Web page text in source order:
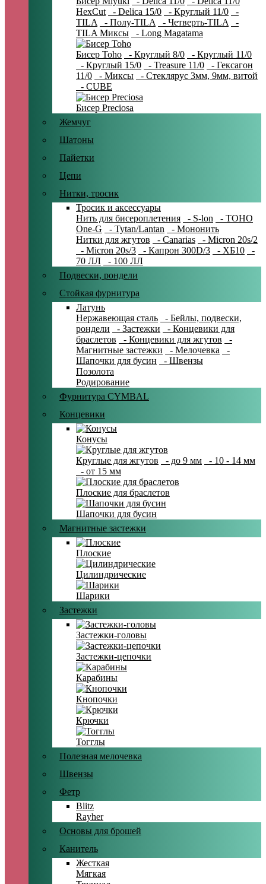
HexCut
- Delica 15/0 - Круглый 11/0
-
TILA
- Полу-TILA - Четверть-TILA
-
TILA Миксы
- Long Magatama
Бисер Toho - Круглый 8/0
- Круглый 11/0
- Круглый 15/0
- Treasure 11/0
- Гексагон
11/0
- Миксы
- Стеклярус 3мм, 9мм, витой
- CUBE
Бисер Preciosa
Жемчуг
Шатоны
Пайетки
Цепи
Нитки, тросик
Тросик и аксессуары
Нить для бисероплетения
- S-lon
- TOHO
One-G
- Tytan/Lantan
- Мононить
Нитки для жгутов
- Canarias
- Micron 20s/2
- Micron 20s/3
- Капрон 300D/3 - ХБ10
-
70 ЛЛ
- 100 ЛЛ
Подвески, рондели
Стойкая фурнитура
Латунь
Нержавеющая сталь
- Бейлы, подвески,
рондели
- Застежки
- Концевики для
браслетов
- Концевики для жгутов
-
Магнитные застежки
- Мелочевка
-
Шапочки для бусин
- Швензы
Позолота
Родирование
Фурнитура CYMBAL
Концевики
Конусы
Круглые для жгутов - до 9 мм
- 10 - 14 мм
- от 15 мм
Плоские для браслетов
Шапочки для бусин
Магнитные застежки
Плоские
Цилиндрические
Шарики
Застежки
Застежки-головы
Застежки-цепочки
Карабины
Кнопочки
Крючки
Тогглы
Полезная мелочевка
Швензы
Фетр
Blitz
Rayher
Основы для брошей
Канитель
Жесткая
Мягкая